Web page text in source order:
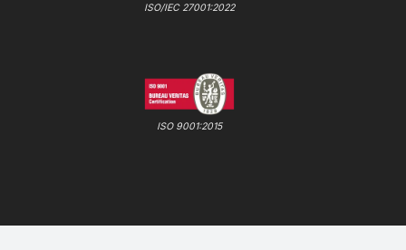
ISO/IEC 27001:2022
ISO 9001:2015